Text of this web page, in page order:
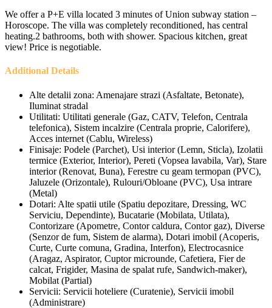
We offer a P+E villa located 3 minutes of Union subway station –
Horoscope. The villa was completely reconditioned, has central
heating.2 bathrooms, both with shower. Spacious kitchen, great
view! Price is negotiable.
Additional Details
Alte detalii zona: Amenajare strazi (Asfaltate, Betonate),
Iluminat stradal
Utilitati: Utilitati generale (Gaz, CATV, Telefon, Centrala
telefonica), Sistem incalzire (Centrala proprie, Calorifere),
Acces internet (Cablu, Wireless)
Finisaje: Podele (Parchet), Usi interior (Lemn, Sticla), Izolatii
termice (Exterior, Interior), Pereti (Vopsea lavabila, Var), Stare
interior (Renovat, Buna), Ferestre cu geam termopan (PVC),
Jaluzele (Orizontale), Rulouri/Obloane (PVC), Usa intrare
(Metal)
Dotari: Alte spatii utile (Spatiu depozitare, Dressing, WC
Serviciu, Dependinte), Bucatarie (Mobilata, Utilata),
Contorizare (Apometre, Contor caldura, Contor gaz), Diverse
(Senzor de fum, Sistem de alarma), Dotari imobil (Acoperis,
Curte, Curte comuna, Gradina, Interfon), Electrocasnice
(Aragaz, Aspirator, Cuptor microunde, Cafetiera, Fier de
calcat, Frigider, Masina de spalat rufe, Sandwich-maker),
Mobilat (Partial)
Servicii: Servicii hoteliere (Curatenie), Servicii imobil
(Administrare)